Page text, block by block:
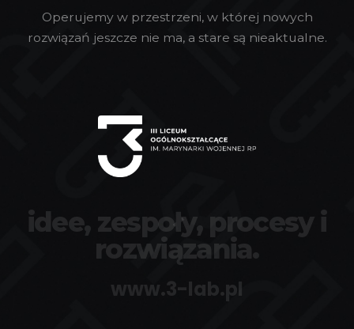
Operujemy w przestrzeni, w której nowych
rozwiązań jeszcze nie ma, a stare są nieaktualne.
idee, zespoły, procesy i
rozwiązania.
www.3-lab.pl